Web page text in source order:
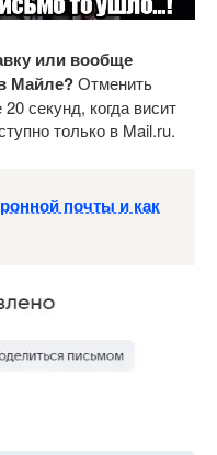
или вообще
Майле?Отменить
секунд, когда висит
только в Mail.ru.
почты и как